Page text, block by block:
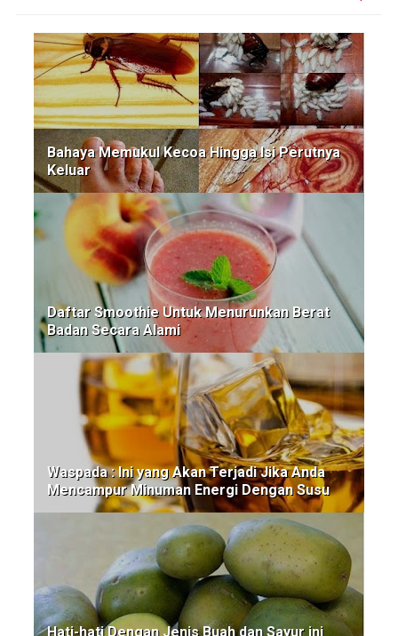
Bahaya Memukul Kecoa Hingga Isi Perutnya
Keluar
Daftar Smoothie Untuk Menurunkan Berat
Badan Secara Alami
Waspada : Ini yang Akan Terjadi Jika Anda
Mencampur Minuman Energi Dengan Susu
Hati-hati Dengan Jenis Buah dan Sayur ini